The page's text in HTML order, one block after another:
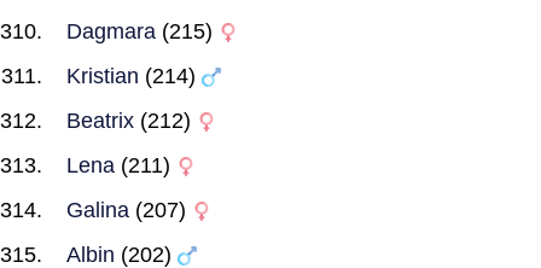
Dagmara (215)
Kristian (214)
Beatrix (212)
Lena (211)
Galina (207)
Albin (202)